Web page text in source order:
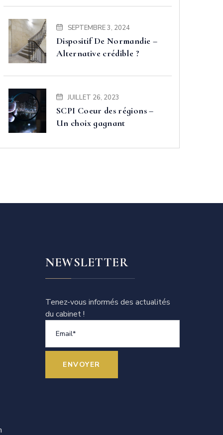
SEPTEMBRE 3, 2024
Dispositif De Normandie –
Alternative crédible ?
JUILLET 26, 2023
SCPI Coeur des régions –
Un choix gagnant
NEWSLETTER
Tenez-vous informés des actualités
du cabinet !
ENVOYER